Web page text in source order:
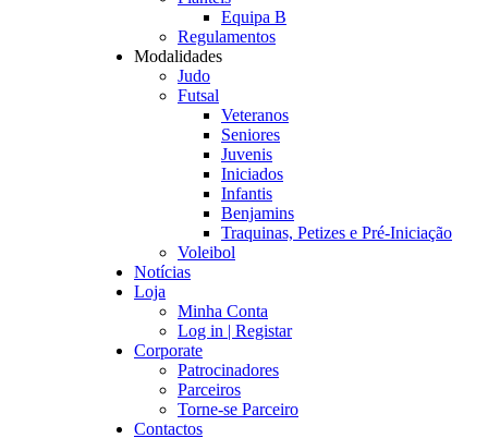
Equipa B
Regulamentos
Modalidades
Judo
Futsal
Veteranos
Seniores
Juvenis
Iniciados
Infantis
Benjamins
Traquinas, Petizes e Pré-Iniciação
Voleibol
Notícias
Loja
Minha Conta
Log in | Registar
Corporate
Patrocinadores
Parceiros
Torne-se Parceiro
Contactos